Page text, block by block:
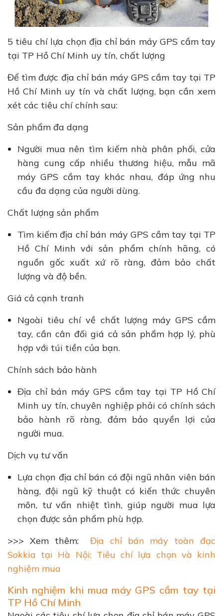
5 tiêu chí lựa chọn địa chỉ bán máy GPS cầm tay
tại TP Hồ Chí Minh uy tín, chất lượng
Để tìm được địa chỉ bán máy GPS cầm tay tại TP
Hồ Chí Minh uy tín và chất lượng, bạn cần xem
xét các tiêu chí chính sau:
Sản phẩm đa dạng
Người mua nên tìm kiếm nhà phân phối, cửa
hàng cung cấp nhiều thương hiệu, mẫu mã
máy GPS cầm tay khác nhau, đáp ứng nhu
cầu đa dạng của người dùng.
Chất lượng sản phẩm
Tìm kiếm địa chỉ bán máy GPS cầm tay tại TP
Hồ Chí Minh với sản phẩm chính hãng, có
nguồn gốc xuất xứ rõ ràng, đảm bảo chất
lượng và độ bền.
Giá cả cạnh tranh
Ngoài tiêu chí về chất lượng máy GPS cầm
tay, cần cân đối giá cả sản phẩm hợp lý, phù
hợp với túi tiền của bạn.
Chính sách bảo hành
Địa chỉ bán máy GPS cầm tay tại TP Hồ Chí
Minh uy tín, chuyên nghiệp phải có chính sách
bảo hành rõ ràng, đảm bảo quyền lợi của
người mua.
Dịch vụ tư vấn
Lựa chọn địa chỉ bán có đội ngũ nhân viên bán
hàng, đội ngũ kỹ thuật có kiến thức chuyên
môn, tư vấn nhiệt tình, giúp người mua lựa
chọn được sản phẩm phù hợp.
>>> Xem thêm:Địa chỉ bán máy toàn đạc
Sokkia tại Hà Nội: Tiêu chí lựa chọn và kinh
nghiệm mua
Kinh nghiệm khi mua máy GPS cầm tay tại
TP Hồ Chí Minh